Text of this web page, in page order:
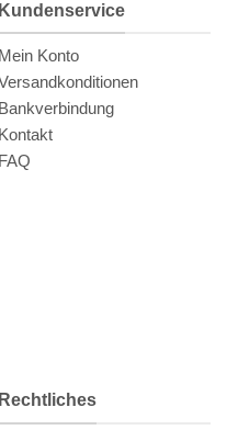
Kundenservice
Mein Konto
Bankverbindung
Kontakt
FAQ
Rechtliches